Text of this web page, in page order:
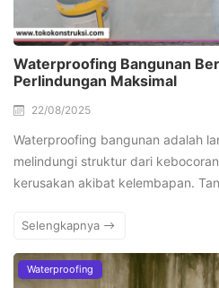
Waterproofing Bangunan
Perlindungan Maksimal
22/08/2025
Waterproofing bangunan adalah
melindungi struktur dari
kerusakan akibat kelembapan.
Selengkapnya
Waterproofing